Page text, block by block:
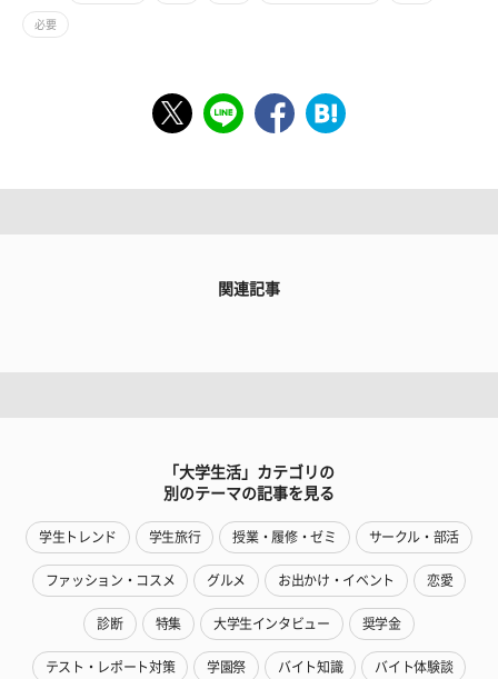
必要
関連記事
「大学生活」カテゴリの
別のテーマの記事を見る
学生トレンド 学生旅行 授業・履修・ゼミ サークル・部活
ファッション・コスメ グルメ お出かけ・イベント 恋愛
診断 特集 大学生インタビュー 奨学金
テスト・レポート対策 学園祭 バイト知識 バイト体験談